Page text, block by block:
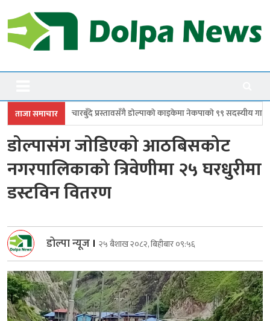
to
content
Dolpanews
ताजा समाचार
काइकेमा नेकपाकाे ९९ सदस्यीय गाउँ समिति गठन डोल्पामा
डाेल्पासंग जाेडिएकाे आठबिसकोट
नगरपालिकाको त्रिवेणीमा २५ घरधुरीमा
डस्टविन वितरण
डोल्पा न्यूज । २५ बैशाख २०८२, बिहीबार ०९:५६